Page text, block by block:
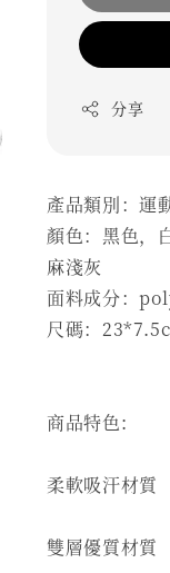
分享
產品類別：運
顏色：黑色，
麻淺灰
面料成分：
尺碼：
商品特色:
柔軟吸汗材質
雙層優質材質